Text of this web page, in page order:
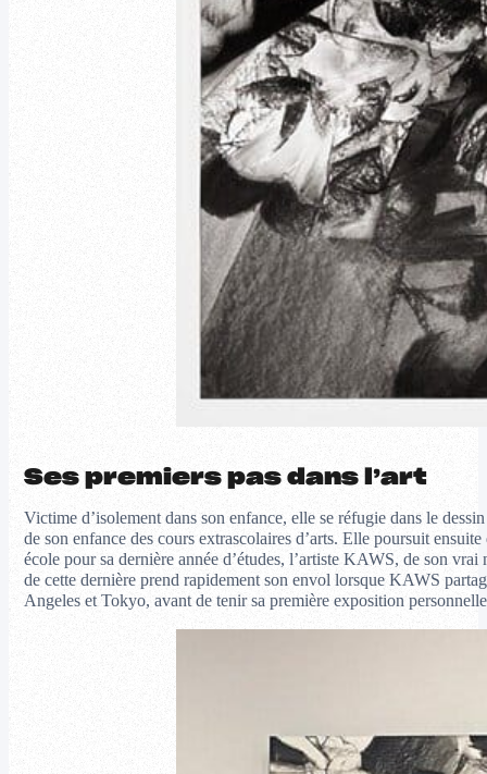
Ses premiers pas dans l’art
Victime d’isolement dans son enfance, elle se réfugie dans le
de son enfance des cours extrascolaires d’arts. Elle poursuit
école pour sa dernière année d’études, l’artiste KAWS, de son
de cette dernière prend rapidement son envol lorsque KAWS
Angeles et Tokyo, avant de tenir sa première exposition